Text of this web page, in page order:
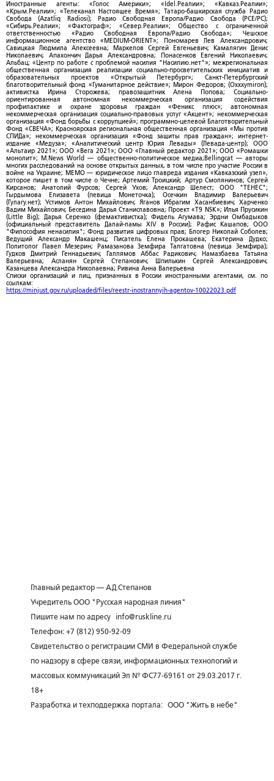
Иностранные агенты: «Голос Америки»; «Idel.Реалии»; «Кавказ.Реалии»;
«Крым.Реалии»; «Телеканал Настоящее Время»; Татаро-башкирская служба Радио
Свобода (Azatliq Radiosi); Радио Свободная Европа/Радио Свобода (PCE/PC);
«Сибирь.Реалии»; «Фактограф»; «Север.Реалии»; Общество с ограниченной
ответственностью «Радио Свободная Европа/Радио Свобода»; Чешское
информационное агентство «MEDIUM-ORIENT»; Пономарев Лев Александрович;
Савицкая Людмила Алексеевна; Маркелов Сергей Евгеньевич; Камалягин Денис
Николаевич; Апахончич Дарья Александровна; Понасенков Евгений Николаевич;
Альбац; «Центр по работе с проблемой насилия "Насилию.нет"»; межрегиональная
общественная организация реализации социально-просветительских инициатив и
образовательных проектов «Открытый Петербург»; Санкт-Петербургский
благотворительный фонд «Гуманитарное действие»; Мирон Федоров; (Oxxxymiron);
активистка Ирина Сторожева; правозащитник Алена Попова; Социально-
ориентированная автономная некоммерческая организация содействия
профилактике и охране здоровья граждан «Феникс плюс»; автономная
некоммерческая организация социально-правовых услуг «Акцент»; некоммерческая
организация «Фонд борьбы с коррупцией»; программно-целевой Благотворительный
Фонд «СВЕЧА»; Красноярская региональная общественная организация «Мы против
СПИДа»; некоммерческая организация «Фонд защиты прав граждан»; интернет-
издание «Медуза»; «Аналитический центр Юрия Левады» (Левада-центр); ООО
«Альтаир 2021»; ООО «Вега 2021»; ООО «Главный редактор 2021»; ООО «Ромашки
монолит»; M.News World — общественно-политическое медиа;Bellingcat — авторы
многих расследований на основе открытых данных, в том числе про участие России в
войне на Украине; МЕМО — юридическое лицо главреда издания «Кавказский узел»,
которое пишет в том числе о Чечне; Артемий Троицкий; Артур Смолянинов; Сергей
Кирсанов; Анатолий Фурсов; Сергей Ухов; Александр Шелест; ООО "ТЕНЕС";
Гырдымова Елизавета (певица Монеточка); Осечкин Владимир Валерьевич
(Гулагу.нет); Устимов Антон Михайлович; Яганов Ибрагим Хасанбиевич; Харченко
Вадим Михайлович; Беседина Дарья Станиславовна; Проект «T9 NSK»; Илья Прусикин
(Little Big); Дарья Серенко (фемактивистка); Фидель Агумава; Эрдни Омбадыков
(официальный представитель Далай-ламы XIV в России); Рафис Кашапов; ООО
"Философия ненасилия"; Фонд развития цифровых прав; Блогер Николай Соболев;
Ведущий Александр Макашенц; Писатель Елена Прокашева; Екатерина Дудко;
Политолог Павел Мезерин; Рамазанова Земфира Талгатовна (певица Земфира);
Гудков Дмитрий Геннадьевич; Галлямов Аббас Радикович; Намазбаева Татьяна
Валерьевна; Асланян Сергей Степанович; Шпилькин Сергей Александрович;
Казанцева Александра Николаевна; Ривина Анна Валерьевна
Списки организаций и лиц, признанных в России иностранными агентами, см. по
ссылкам:
https://minjust.gov.ru/uploaded/files/reestr-inostrannyih-agentov-10022023.pdf
Главный редактор — А.Д.Степанов
Учредитель ООО "Русская народная линия"
Пишите нам по адресу
info@ruskline.ru
Телефон: +7 (812) 950-92-09
Свидетельство о регистрации СМИ в Федеральной службе
по надзору в сфере связи, информационных технологий и
массовых коммуникаций Эл № ФС77-69161 от 29.03.2017 г.
18+
Разработка и техподдержка портала: ООО "Жить в небе"